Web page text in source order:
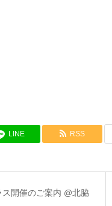
LINE RSS
開催のご案内 @北脇